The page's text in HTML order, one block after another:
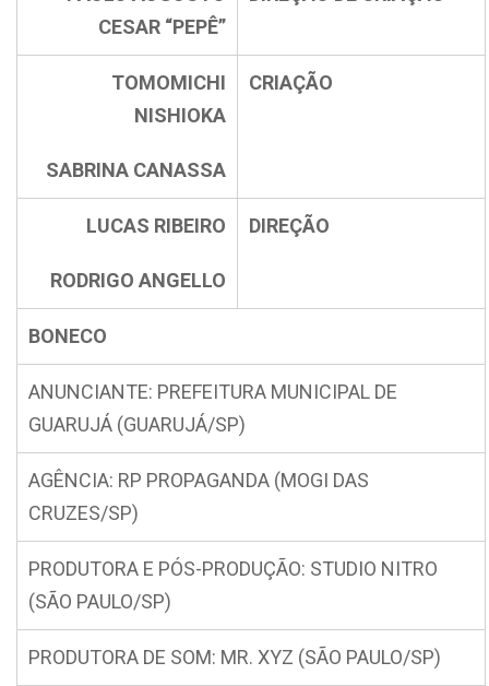
CESAR “PEPÊ”
TOMOMICHI
NISHIOKA
SABRINA CANASSA
CRIAÇÃO
LUCAS RIBEIRO
RODRIGO ANGELLO
DIREÇÃO
BONECO
ANUNCIANTE: PREFEITURA MUNICIPAL DE
GUARUJÁ (GUARUJÁ/SP)
AGÊNCIA: RP PROPAGANDA (MOGI DAS
CRUZES/SP)
PRODUTORA E PÓS-PRODUÇÃO: STUDIO NITRO
(SÃO PAULO/SP)
PRODUTORA DE SOM: MR. XYZ (SÃO PAULO/SP)